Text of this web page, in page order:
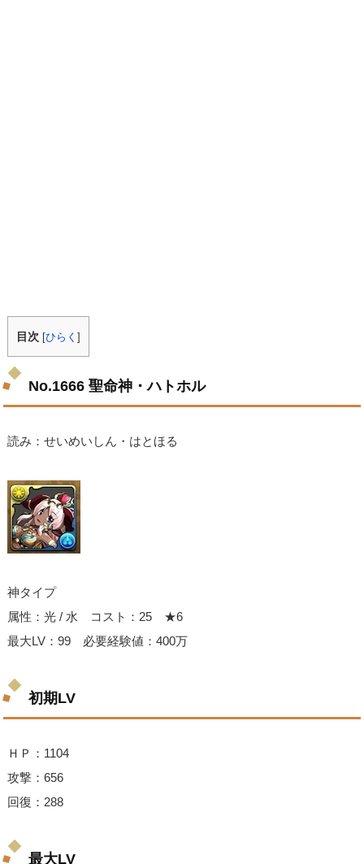
目次 [ひらく]
No.1666 聖命神・ハトホル
読み：せいめいしん・はとほる
神タイプ
属性：光 / 水 コスト：25 ★6
最大LV：99 必要経験値：400万
初期LV
ＨＰ：1104
攻撃：656
回復：288
最大LV